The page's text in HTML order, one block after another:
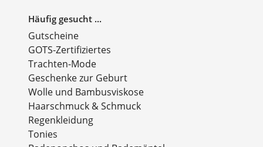
Häufig gesucht ...
Gutscheine
GOTS-Zertifiziertes
Trachten-Mode
Geschenke zur Geburt
Wolle und Bambusviskose
Haarschmuck & Schmuck
Regenkleidung
Tonies